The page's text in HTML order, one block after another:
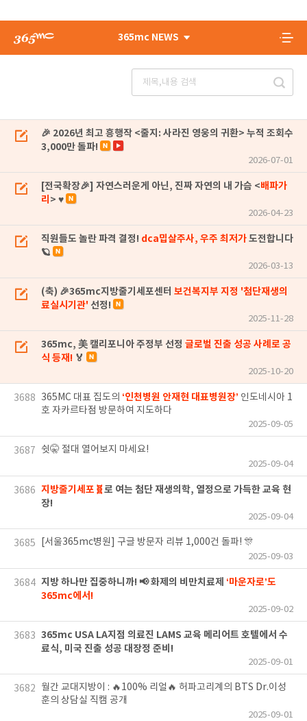
365mc NEWS
🎉 2026년 최고 흥행작 <줄지: 사라진 영웅의 귀환> 누적 조회수
3,000만 돌파!
2026-07-01
[전국확장🎉] 자연스러운게 아닌, 진짜 자연의 내 가슴 <배파가
리 > ♥
2026-04-23
직원들도 놀란 파격 결정! dca밉살주사, 우주 최저가도전합니다
🪐
2026-03-13
(축) 🎉365mc지방줄기세포센터 보건복지부 지정 '첨단재생의
료실시기관' 선정!
2025-11-28
365mc, 美 캘리포니아 주정부 선정 글로벌 진출 성공 사례로 공
식 등재! 🏅
2025-10-20
3688 365MC 대표 집도의 ‘인천병원 안재현 대표병원장’ 인도네시아 1
호 자카르타점 방문하여 지도하다
2025-09-05
3687 쉿🤫 절대 열어보지 마세요!
2025-09-04
3686 지방줄기세포🧬로 여는 첨단 재생의학, 열정으로 가득한 교육 현
장!
2025-09-04
3685 [서울365mc병원] 구글 방문자 리뷰 1,000건 돌파! 🎊
2025-09-03
3684 지방 하나만 집중하니까! 📢 화제의 비만치료제 ‘마운자로’도
365mc에서!
2025-09-02
3683 365mc USA LA지점 의료진 LAMS 교육 메리어트 호텔에서 수
료식, 미국 진출 성공 대장정 준비!
2025-09-01
3682
월간 교대지방이 : 🔥100% 리얼🔥 허파고리계의 BTS Dr.이성
훈의 상담실 직캠 공개
2025-09-01